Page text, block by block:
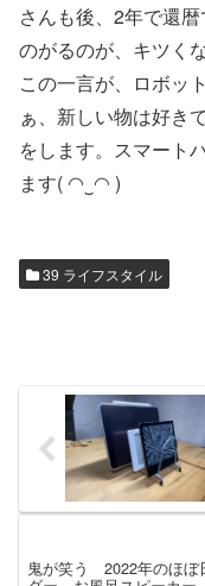
さんも後、2年で還
のがるのが、キツく
この一言が、ロボッ
ぁ、新しい物は好き
をします。スマート
ます( ◠‿◠ )
39 ライフスタイル
鬼が笑う 2022年のほぼ